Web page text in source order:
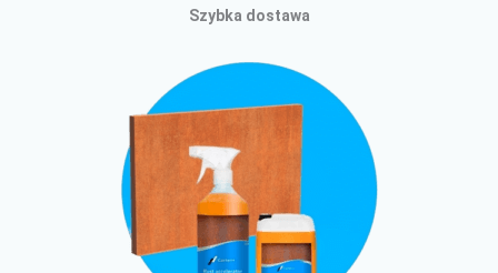
Szybka dostawa